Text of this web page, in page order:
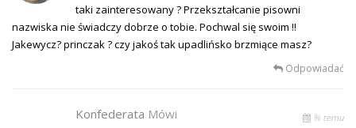
taki zainteresowany ? Przekształcanie pisowni
nazwiska nie świadczy dobrze o tobie. Pochwal się swoim !!
Jakewycz? princzak ? czy jakoś tak upadlińsko brzmiące masz?
Odpowiadać
Konfederata Mówi % temu